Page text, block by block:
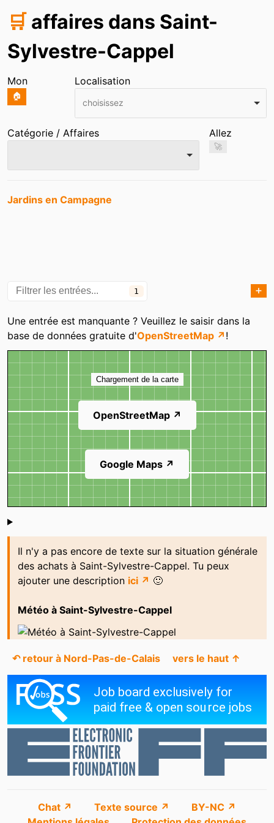
🛒 affaires dans Saint-
Sylvestre-Cappel
Mon
🏠
Localisation
choisissez
Catégorie / Affaires Allez
🚀
Entrées
Jardins en Campagne
1 ➕
Catégories
Une entrée est manquante ? Veuillez le saisir dans la
base de données gratuite d'OpenStreetMap ↗ !
Carte
Chargement de la carte
OpenStreetMap ↗
Google Maps ↗
Shoutbox
Il n'y a pas encore de texte sur la situation générale
des achats à Saint-Sylvestre-Cappel. Tu peux
ajouter une description ici ↗ 🙂
Météo à Saint-Sylvestre-Cappel
↶ retour à Nord-Pas-de-Calais vers le haut ↑
Chat ↗ Texte source ↗
BY-NC ↗